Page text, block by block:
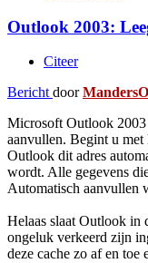
Outlook 2003:
Citeer
Bericht door
Microsoft Outlook 2003
aanvullen. Begint u met
Outlook dit adres
wordt. Alle gegevens
Automatisch aanvullen
Helaas slaat Outlook in
ongeluk verkeerd zijn
deze cache zo af en toe